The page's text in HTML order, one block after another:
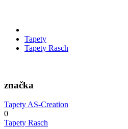
Tapety
Tapety Rasch
značka
Tapety AS-Creation
0
Tapety Rasch